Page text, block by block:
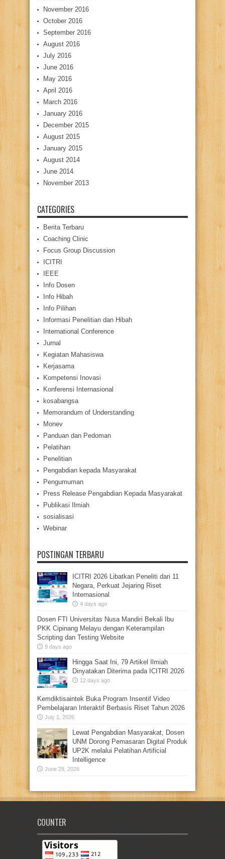
November 2016
October 2016
September 2016
August 2016
July 2016
June 2016
May 2016
April 2016
March 2016
January 2016
December 2015
August 2015
January 2015
August 2014
June 2014
November 2013
CATEGORIES
Berita Terbaru
Coaching Clinic
Focus Group Discussion
ICITRI
IEEE
Info Dosen
Info Hibah
Info Pilihan
Informasi Penelitian dan Hibah
International Conference
Jurnal
Kegiatan Mahasiswa
Kerjasama
Kompetensi Inovasi
Konferensi Internasional
kosabangsa
Memorandum of Understanding
Monev
Panduan dan Pedoman
Pelatihan
Penelitian
Pengabdian kepada Masyarakat
Pengumuman
Press Release Pengabdian Kepada Masyarakat
Publikasi Ilmiah
sosialisasi
Webinar
POSTINGAN TERBARU
ICITRI 2026 Libatkan Peneliti dari 11
Negara, Perkuat Jejaring Riset
Internasional
4 days ago
Dosen FTI Universitas Nusa Mandiri Bekali Ibu
PKK Cipinang Melayu dengan Keterampilan
Scripting dan Testing Website
9 days ago
Hingga Saat Ini, 79 Artikel Ilmiah
Dinyatakan Diterima pada ICITRI 2026
12 days ago
Kemdiktisaintek Buka Program Insentif Video
Pembelajaran Interaktif Berbasis Riset Tahun 2026
July 1, 2026
Lewat Pengabdian Masyarakat, Dosen
UNM Dorong Pemasaran Digital Produk
UP2K melalui Pelatihan Artificial
Intelligence
June 29, 2026
COUNTER